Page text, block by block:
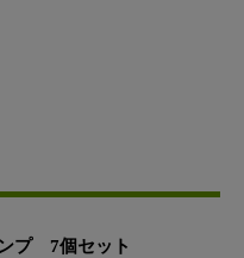
プ 7個セット